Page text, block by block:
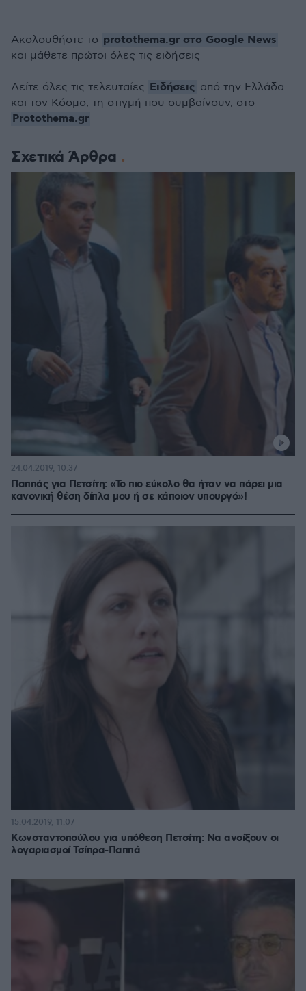
Σχετικά Άρθρα
Παππάς για Πετσίτη: «Το πιο εύκολο θα ήταν να πάρει μια
κανονική θέση δίπλα μου ή σε κάποιον υπουργό»!
24.04.2019, 10:37
Κωνσταντοπούλου για υπόθεση Πετσίτη: Να ανοίξουν οι
λογαριασμοί Τσίπρα-Παππά
15.04.2019, 11:07
Ακολουθήστε το protothema.gr στο Google News
και μάθετε πρώτοι όλες τις ειδήσεις
Δείτε όλες τις τελευταίες Ειδήσεις από την Ελλάδα
και τον Κόσμο, τη στιγμή που συμβαίνουν, στο
Protothema.gr